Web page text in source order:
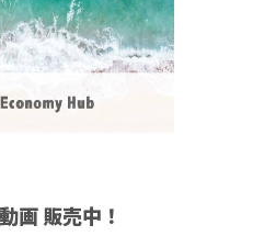
画 販売中！